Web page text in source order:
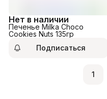
Нет в наличии
Печенье Milka Choco
Cookies Nuts 135гр
Подписаться
1